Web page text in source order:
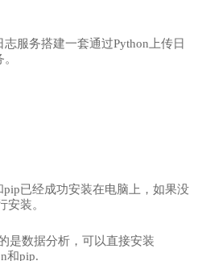
服务搭建一套通过Python上传日
已经成功安装在电脑上，如果没
安装。
是数据分析，可以直接安装
和pip.